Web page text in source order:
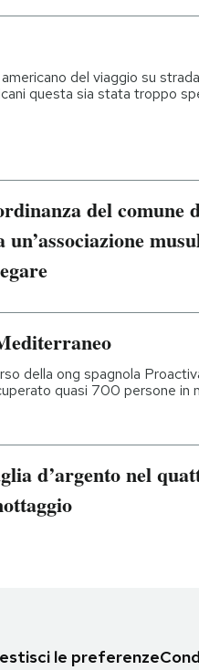
del viaggio su
questa sia stata troppo
del comune
della ong spagnola
quasi 700 persone in
d’argento nel
le preferenze